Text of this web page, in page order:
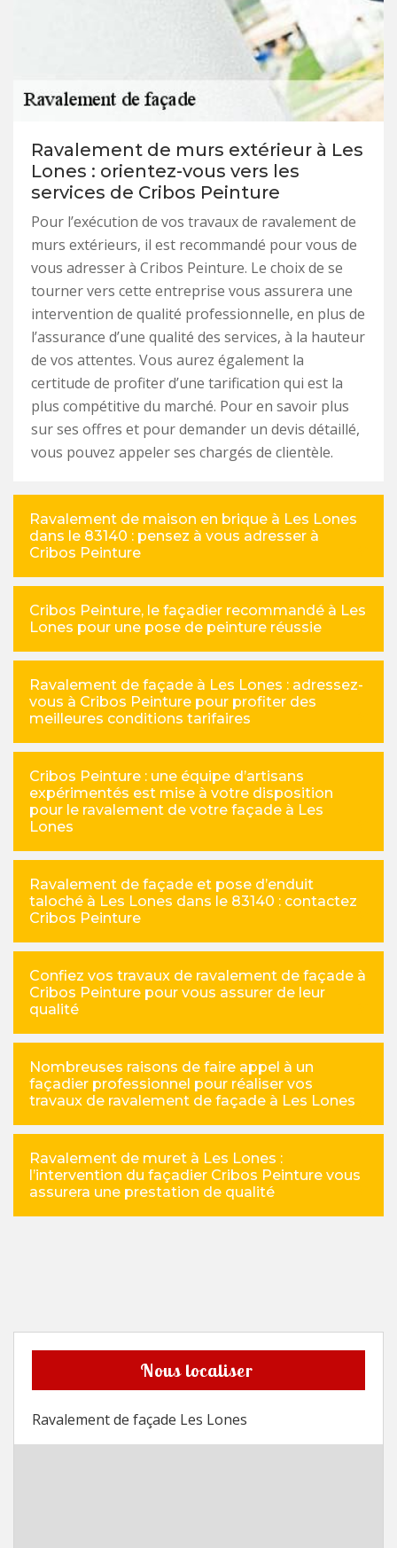
Ravalement de murs extérieur à Les
Lones : orientez-vous vers les
services de Cribos Peinture
Pour l’exécution de vos travaux de ravalement de
murs extérieurs, il est recommandé pour vous de
vous adresser à Cribos Peinture. Le choix de se
tourner vers cette entreprise vous assurera une
intervention de qualité professionnelle, en plus de
l’assurance d’une qualité des services, à la hauteur
de vos attentes. Vous aurez également la
certitude de profiter d’une tarification qui est la
plus compétitive du marché. Pour en savoir plus
sur ses offres et pour demander un devis détaillé,
vous pouvez appeler ses chargés de clientèle.
Ravalement de maison en brique à Les Lones
dans le 83140 : pensez à vous adresser à
Cribos Peinture
Cribos Peinture, le façadier recommandé à Les
Lones pour une pose de peinture réussie
Ravalement de façade à Les Lones : adressez-
vous à Cribos Peinture pour profiter des
meilleures conditions tarifaires
Cribos Peinture : une équipe d’artisans
expérimentés est mise à votre disposition
pour le ravalement de votre façade à Les
Lones
Ravalement de façade et pose d’enduit
taloché à Les Lones dans le 83140 : contactez
Cribos Peinture
Confiez vos travaux de ravalement de façade à
Cribos Peinture pour vous assurer de leur
qualité
Nombreuses raisons de faire appel à un
façadier professionnel pour réaliser vos
travaux de ravalement de façade à Les Lones
Ravalement de muret à Les Lones :
l’intervention du façadier Cribos Peinture vous
assurera une prestation de qualité
Nous localiser
Ravalement de façade Les Lones